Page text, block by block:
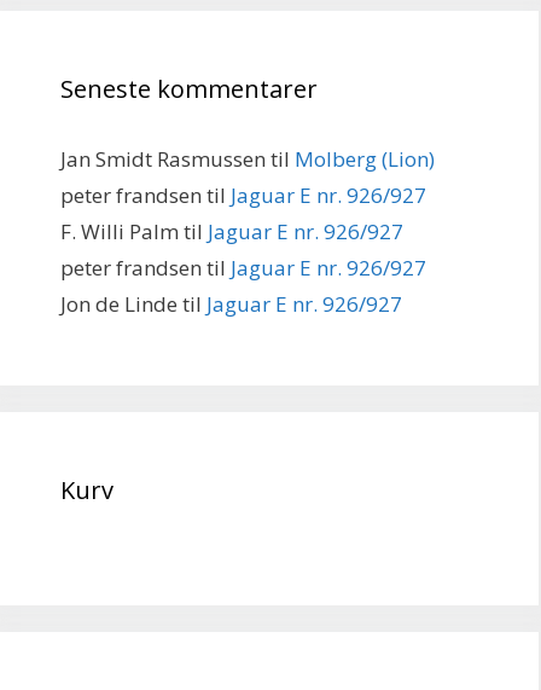
Seneste kommentarer
Jan Smidt Rasmussen til Molberg (Lion)
peter frandsen til Jaguar E nr. 926/927
F. Willi Palm til Jaguar E nr. 926/927
peter frandsen til Jaguar E nr. 926/927
Jon de Linde til Jaguar E nr. 926/927
Kurv